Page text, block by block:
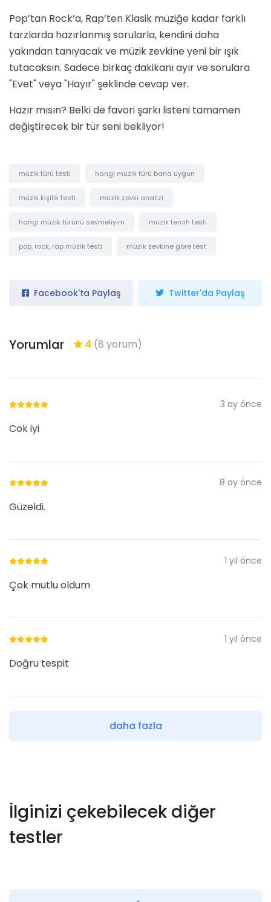
Pop’tan Rock’a, Rap’ten Klasik müziğe kadar farklı
tarzlarda hazırlanmış sorularla, kendini daha
yakından tanıyacak ve müzik zevkine yeni bir ışık
tutacaksın. Sadece birkaç dakikanı ayır ve sorulara
"Evet" veya "Hayır" şeklinde cevap ver.
Hazır mısın? Belki de favori şarkı listeni tamamen
değiştirecek bir tür seni bekliyor!
müzik türü testi hangi müzik türü bana uygun
müzik kişilik testi müzik zevki analizi
hangi müzik türünü sevmeliyim müzik tercih testi
pop, rock, rap müzik testi müzik zevkine göre test
Facebook'ta Paylaş Twitter'da Paylaş
Yorumlar 4 (8 yorum)
3 ay önce
Cok iyi
8 ay önce
Güzeldi.
1 yıl önce
Çok mutlu oldum
1 yıl önce
Doğru tespit
daha fazla
İlginizi çekebilecek diğer
testler